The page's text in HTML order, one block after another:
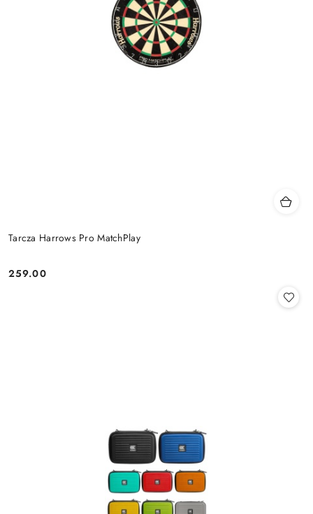
Tarcza Harrows Pro MatchPlay
Cena:
259.00